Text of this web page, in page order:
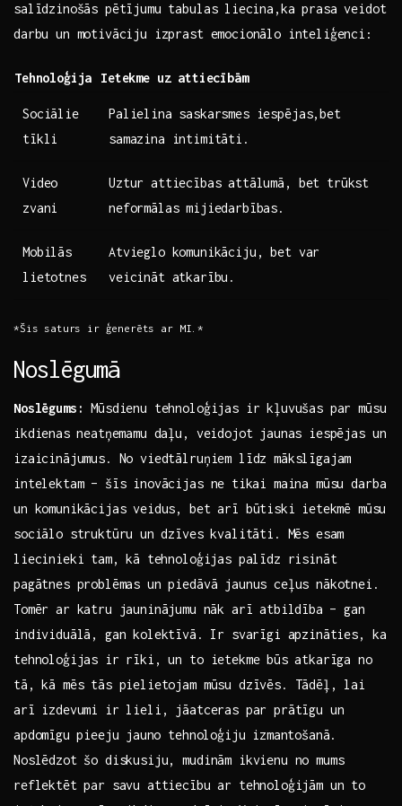
salīdzinošās pētījumu ‍tabulas⁢ liecina,ka‌ prasa veidot‍
darbu un motivāciju izprast ‌emocionālo inteliģenci:
Tehnoloģija Ietekme uz attiecībām
Sociālie
tīkli
Palielina‌ saskarsmes iespējas,bet⁢
samazina intimitāti.
Video
zvani
Uztur attiecības attālumā,‌ bet trūkst‍
neformālas mijiedarbības.
Mobilās
lietotnes
Atvieglo komunikāciju, bet‍ var
veicināt atkarību.
*Šis saturs ir ​ģenerēts ar‌ MI.*
Noslēgumā
Noslēgums: Mūsdienu tehnoloģijas ir kļuvušas par mūsu
ikdienas⁢ neatņemamu daļu, veidojot jaunas iespējas un
izaicinājumus. No viedtālruņiem līdz mākslīgajam
intelektam – šīs inovācijas ne ⁣tikai‌ maina mūsu darba
un komunikācijas ‍veidus, bet arī būtiski ⁢ietekmē ⁤mūsu
sociālo struktūru un⁤ dzīves kvalitāti. Mēs esam
liecinieki tam, ⁤kā tehnoloģijas palīdz risināt
pagātnes problēmas un piedāvā jaunus ceļus nākotnei.
Tomēr ar ‌katru‍ jauninājumu⁤ nāk arī atbildība⁤ – gan
individuālā, gan kolektīvā. ⁤Ir svarīgi apzināties, ka
tehnoloģijas ir rīki, un to ietekme ⁢būs atkarīga no
tā, kā mēs tās pielietojam mūsu dzīvēs. Tādēļ, lai
arī izdevumi ir lieli, jāatceras par‌ prātīgu un
apdomīgu⁤ pieeju ⁢jauno tehnoloģiju izmantošanā.
Noslēdzot šo diskusiju, mudinām ikvienu no mums
reflektēt par savu attiecību ar tehnoloģijām un to